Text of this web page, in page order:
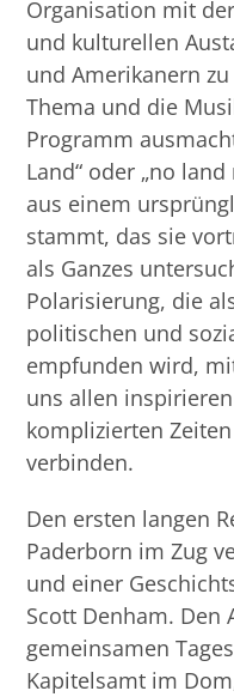
Organisation mit
und kulturellen
und Amerikanern
Thema und die
Programm
Land“ oder „no
aus einem
stammt, das sie
als Ganzes
Polarisierung, die
politischen und
empfunden wird,
uns allen
komplizierten
verbinden.
Den ersten langen
Paderborn im Zug
und einer
Scott Denham. Den
gemeinsamen
Kapitelsamt im